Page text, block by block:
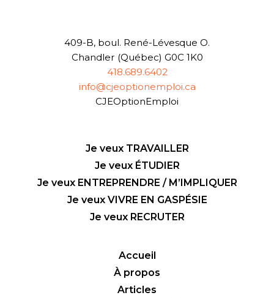
409-B, boul. René-Lévesque O.
Chandler (Québec) G0C 1K0
418.689.6402
info@cjeoptionemploi.ca
CJEOptionEmploi
Je veux TRAVAILLER
Je veux ÉTUDIER
Je veux ENTREPRENDRE / M’IMPLIQUER
Je veux VIVRE EN GASPÉSIE
Je veux RECRUTER
Accueil
À propos
Articles